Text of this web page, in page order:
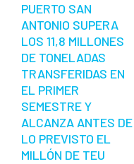
PUERTO SAN
ANTONIO SUPERA
LOS 11,8 MILLONES
DE TONELADAS
TRANSFERIDAS EN
EL PRIMER
SEMESTRE Y
ALCANZA ANTES DE
LO PREVISTO EL
MILLÓN DE TEU